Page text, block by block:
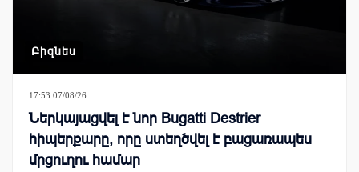
Բիզնես
17:53 07/08/26
Ներկայացվել է նոր Bugatti Destrier
հիպերքարը, որը ստեղծվել է բացառապես
մրցուղու համար